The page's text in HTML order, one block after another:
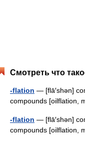
Смотреть что
-flation — [flā′shən]
compounds [oilflation,
-flation — [flā′shən]
compounds [oilflation,